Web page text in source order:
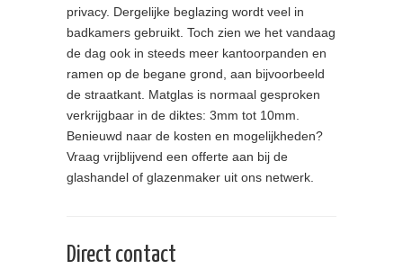
privacy. Dergelijke beglazing wordt veel in
badkamers gebruikt. Toch zien we het vandaag
de dag ook in steeds meer kantoorpanden en
ramen op de begane grond, aan bijvoorbeeld
de straatkant. Matglas is normaal gesproken
verkrijgbaar in de diktes: 3mm tot 10mm.
Benieuwd naar de kosten en mogelijkheden?
Vraag vrijblijvend een offerte aan bij de
glashandel of glazenmaker uit ons netwerk.
Direct contact